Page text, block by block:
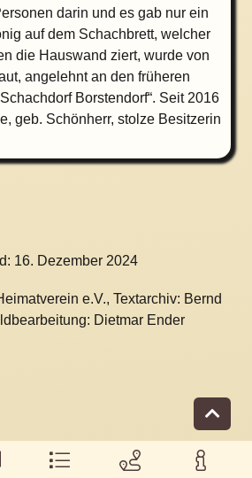
darin und es gab nur ein
auf dem Schachbrett, welcher
die Hauswand ziert, wurde von
angelehnt an den früheren
Borstendorf“. Seit 2016
geb. Schönherr, stolze Besitzerin
16. Dezember 2024
e.V., Textarchiv: Bernd
Dietmar Ender